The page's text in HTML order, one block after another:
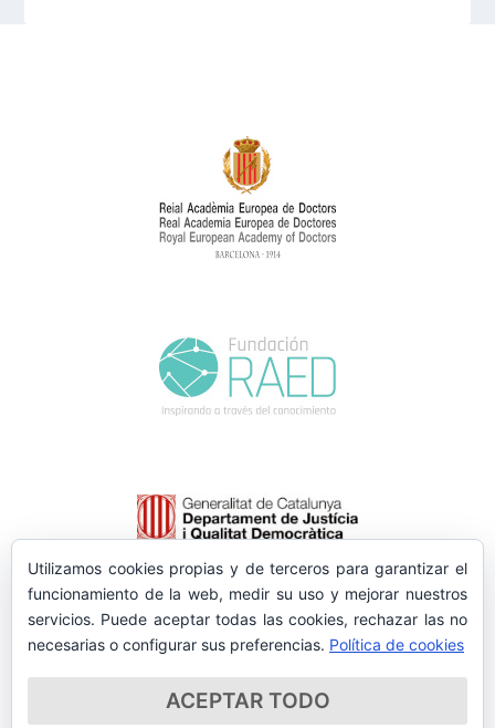
Utilizamos cookies propias y de terceros para garantizar el
funcionamiento de la web, medir su uso y mejorar nuestros
servicios. Puede aceptar todas las cookies, rechazar las no
necesarias o configurar sus preferencias. Política de cookies
ACEPTAR TODO